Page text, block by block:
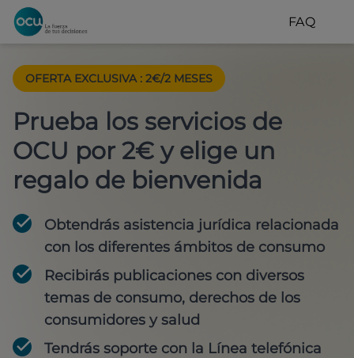
FAQ
OFERTA EXCLUSIVA : 2€/2 MESES
Prueba los servicios de
OCU por 2€ y elige un
regalo de bienvenida
Obtendrás asistencia jurídica relacionada
con los diferentes ámbitos de consumo
Recibirás publicaciones con diversos
temas de consumo, derechos de los
consumidores y salud
Tendrás soporte con la Línea telefónica